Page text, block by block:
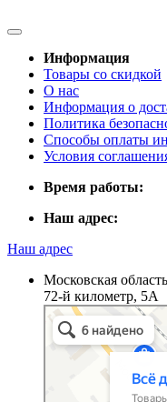
Информация
Товары со скидкой
О нас
Информация о
Политика
Способы оплаты
Условия
Время работы:
Наш адрес:
Наш адрес
Московская
72-й километр, 5А